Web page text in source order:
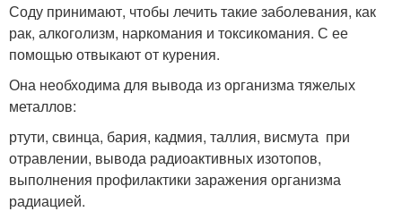
Соду принимают, чтобы лечить такие заболевания, как
рак, алкоголизм, наркомания и токсикомания. С ее
помощью отвыкают от курения.
Она необходима для вывода из организма тяжелых
металлов:
ртути, свинца, бария, кадмия, таллия, висмута при
отравлении, вывода радиоактивных изотопов,
выполнения профилактики заражения организма
радиацией.